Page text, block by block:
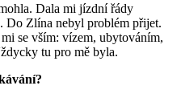
Dala mi jízdní řády
Do Zlína nebyl problém přijet.
se vším: vízem, ubytováním,
tu pro mě byla.